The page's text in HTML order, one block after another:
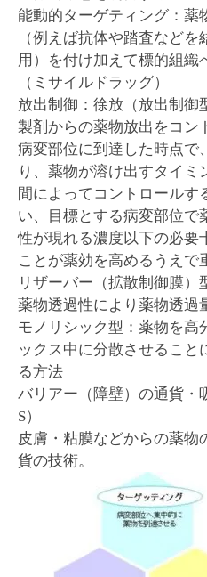
能動的ターゲティング：薬
（例えば抗体や踏査など
用）を付け加えて標的組織
（ミサイルドラッグ）
放出制御：徐放（放出制御
製剤からの薬物放出をコン
病変部位に到達した時点で
り、薬物が溶け出すタイ
間によってコントロールす
い、目標とする病変部位で
性が現れる濃度以下の必要
ことが薬効を高めるうえで
リザーバー（拡散制御膜
薬物透過性により薬物透過
モノリシック型：薬物を高
ックス中に分散させること
る方法
バリアー（障壁）の通貨・
S）
皮膚・粘膜などからの薬物
貨の技術。